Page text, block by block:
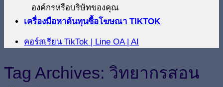
องค์กรหรือบริษัทของคุณ
เครื่องมือหาต้นทุนซื้อโฆษณา TIKTOK
คอร์สเรียน TikTok | Line OA | AI
Tag Archives: วิทยากรสอน